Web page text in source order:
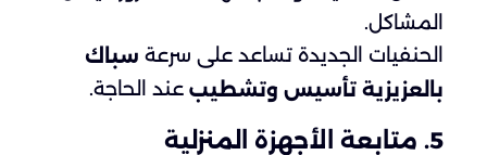
المشاكل.
الحنفيات الجديدة تساعد على سرعة سباك
بالعزيزية تأسيس وتشطيب عند الحاجة.
5. متابعة الأجهزة المنزلية